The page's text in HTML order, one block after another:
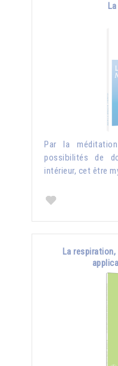
Par la
possibilités de
intérieur, cet être
La